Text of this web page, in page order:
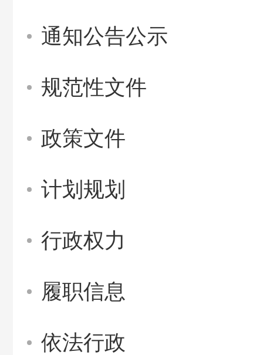
通知公告公示
规范性文件
政策文件
计划规划
行政权力
履职信息
依法行政